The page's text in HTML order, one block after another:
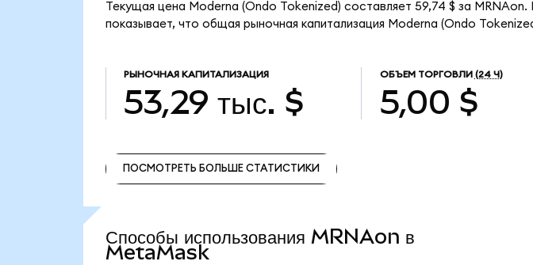
Текущая цена Moderna (Ondo Tokenized) составляет 59,74 $ за
показывает, что общая рыночная капитализация Moderna (Ondo
РЫНОЧНАЯ КАПИТАЛИЗАЦИЯ
53,29 тыс. $
ОБЪЕМ ТОРГОВЛИ (24 Ч)
5,00 $
ПОСМОТРЕТЬ БОЛЬШЕ СТАТИСТИКИ
Способы использования MRNAon в
MetaMask